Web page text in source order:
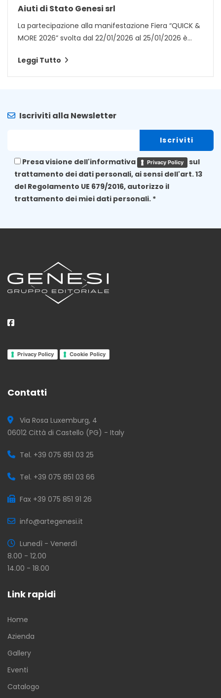
Aiuti di Stato Genesi srl
La partecipazione alla manifestazione Fiera “QUICK &
MORE 2026” svolta dal 22/01/2026 al 25/01/2026 è...
Leggi Tutto
Iscriviti alla Newsletter
Presa visione dell'informativa Privacy Policy
sul
trattamento dei dati personali, ai sensi dell'art. 13
del Regolamento UE 679/2016, autorizzo il
trattamento dei miei dati personali. *
Privacy Policy Cookie Policy
Contatti
Via Rosa Luxemburg, 4
06012 Città di Castello (PG) - Italy
Tel. +39 075 851 03 25
Tel. +39 075 851 03 66
Fax +39 075 851 91 26
info@artegenesi.it
Lunedì - Venerdì
8.00 - 12.00
14.00 - 18.00
Link rapidi
Home
Azienda
Gallery
Eventi
Catalogo